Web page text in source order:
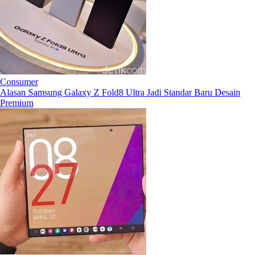
Consumer
Alasan Samsung Galaxy Z Fold8 Ultra Jadi Standar Baru Desain
Premium